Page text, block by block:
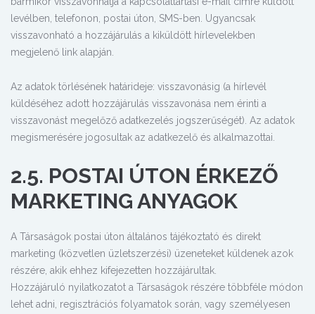
levélben, telefonon, postai úton, SMS-ben. Ugyancsak
visszavonható a hozzájárulás a kiküldött hírlevelekben
megjelenő link alapján.
Az adatok törlésének határideje: visszavonásig (a hírlevél
küldéséhez adott hozzájárulás visszavonása nem érinti a
visszavonást megelőző adatkezelés jogszerűségét). Az adatok
megismerésére jogosultak az adatkezelő és alkalmazottai.
2.5. POSTAI ÚTON ÉRKEZŐ
MARKETING ANYAGOK
A Társaságok postai úton általános tájékoztató és direkt
marketing (közvetlen üzletszerzési) üzeneteket küldenek azok
részére, akik ehhez kifejezetten hozzájárultak.
Hozzájáruló nyilatkozatot a Társaságok részére többféle módon
lehet adni, regisztrációs folyamatok során, vagy személyesen